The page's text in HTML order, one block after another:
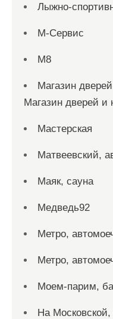
Лыжно-
М-Сервис
М8
Магазин
Магазин дверей и
Мастерская
Матвеевский,
Маяк, сауна
Медведь92
Метро,
Метро,
Моем-парим,
На Московской,